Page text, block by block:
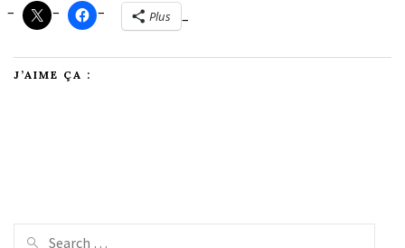
Plus
J’AIME ÇA :